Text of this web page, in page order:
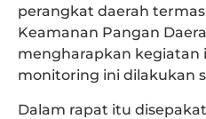
perangkat daerah
Keamanan Pangan
mengharapkan kegiatan
monitoring ini dilakukan
Dalam rapat itu